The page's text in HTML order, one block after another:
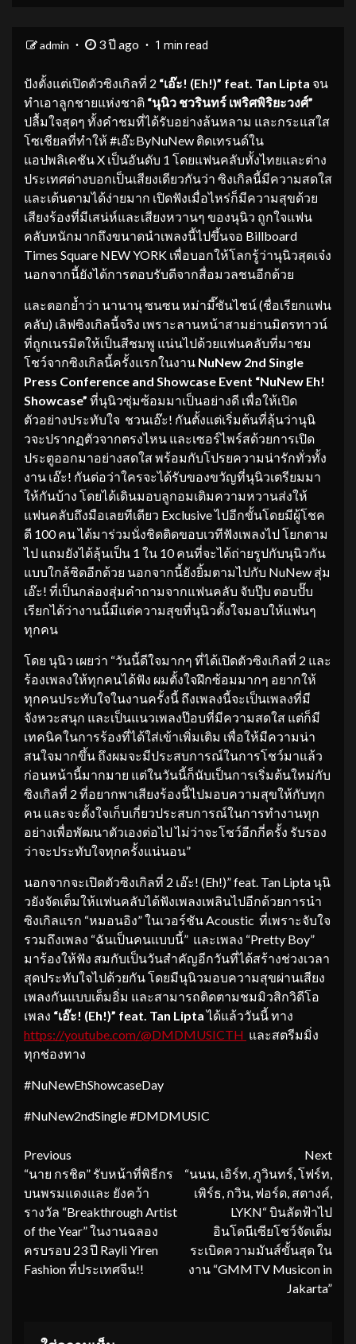
admin 3 ปี ago 1 min read
ปังตั้งแต่เปิดตัวซิงเกิลที่ 2 “เอ๊ะ! (Eh!)” feat. Tan Lipta จน
ทำเอาลูกชายแห่งชาติ “นุนิว ชวรินทร์ เพริศพิริยะวงศ์”
ปลื้มใจสุดๆ ทั้งคำชมที่ได้รับอย่างล้นหลาม และกระแสใส
โซเชียลที่ทำให้ #เอ๊ะByNuNew ติดเทรนด์ใน
แอปพลิเคชัน X เป็นอันดับ 1 โดยแฟนคลับทั้งไทยและต่าง
ประเทศต่างบอกเป็นเสียงเดียวกันว่า ซิงเกิลนี้มีความสดใส
และเต้นตามได้ง่ายมาก เปิดฟังเมื่อไหร่ก็มีความสุขด้วย
เสียงร้องที่มีเสน่ห์และเสียงหวานๆ ของนุนิว ถูกใจแฟน
คลับหนักมากถึงขนาดนำเพลงนี้ไปขึ้นจอ Billboard
Times Square NEW YORK เพื่อบอกให้โลกรู้ว่านุนิวสุดเจ๋ง
นอกจากนี้ยังได้การตอบรับดีจากสื่อมวลชนอีกด้วย
และตอกย้ำว่า นานานุ ซนซน หม่ามี๊ซันไชน์ (ชื่อเรียกแฟน
คลับ) เลิฟซิงเกิลนี้จริง เพราะลานหน้าสามย่านมิตรทาวน์
ที่ถูกเนรมิตให้เป็นสีชมพู แน่นไปด้วยแฟนคลับที่มาชม
โชว์จากซิงเกิลนี้ครั้งแรกในงาน NuNew 2nd Single
Press Conference and Showcase Event “NuNew Eh!
Showcase” ที่นุนิวซุ่มซ้อมมาเป็นอย่างดี เพื่อให้เปิด
ตัวอย่างประทับใจ ชวนเอ๊ะ! กันตั้งแต่เริ่มต้นที่ลุ้นว่านุนิ
วจะปรากฏตัวจากตรงไหน และเซอร์ไพร์สด้วยการเปิด
ประตูออกมาอย่างสดใส พร้อมกับโปรยความน่ารักทั่วทั้ง
งาน เอ๊ะ! กันต่อว่าใครจะได้รับของขวัญที่นุนิวเตรียมมา
ให้กันบ้าง โดยได้เดินมอบลูกอมเติมความหวานส่งให้
แฟนคลับถึงมือเลยทีเดียว Exclusive ไปอีกขั้นโดยมีผู้โชค
ดี 100 คน ได้มาร่วมนั่งชิดติดขอบเวทีฟังเพลงไป โยกตาม
ไป แถมยังได้ลุ้นเป็น 1 ใน 10 คนที่จะได้ถ่ายรูปกับนุนิวกัน
แบบใกล้ชิดอีกด้วย นอกจากนี้ยังยิ้มตามไปกับ NuNew สุ่ม
เอ๊ะ! ที่เป็นกล่องสุ่มคำถามจากแฟนคลับ จับปุ๊บ ตอบปั๊บ
เรียกได้ว่างานนี้มีแต่ความสุขที่นุนิวตั้งใจมอบให้แฟนๆ
ทุกคน
โดย นุนิว เผยว่า “วันนี้ดีใจมากๆ ที่ได้เปิดตัวซิงเกิลที่ 2 และ
ร้องเพลงให้ทุกคนได้ฟัง ผมตั้งใจฝึกซ้อมมากๆ อยากให้
ทุกคนประทับใจในงานครั้งนี้ ถึงเพลงนี้จะเป็นเพลงที่มี
จังหวะสนุก และเป็นแนวเพลงป๊อบที่มีความสดใส แต่ก็มี
เทคนิคในการร้องที่ได้ใส่เข้าเพิ่มเติม เพื่อให้มีความน่า
สนใจมากขึ้น ถึงผมจะมีประสบการณ์ในการโชว์มาแล้ว
ก่อนหน้านี้มากมาย แต่ในวันนี้ก็นับเป็นการเริ่มต้นใหม่กับ
ซิงเกิลที่ 2 ที่อยากพาเสียงร้องนี้ไปมอบความสุขให้กับทุก
คน และจะตั้งใจเก็บเกี่ยวประสบการณ์ในการทำงานทุก
อย่างเพื่อพัฒนาตัวเองต่อไป ไม่ว่าจะโชว์อีกกี่ครั้ง รับรอง
ว่าจะประทับใจทุกครั้งแน่นอน”
นอกจากจะเปิดตัวซิงเกิลที่ 2 เอ๊ะ! (Eh!)” feat. Tan Lipta นุนิ
วยังจัดเต็มให้แฟนคลับได้ฟังเพลงเพลินไปอีกด้วยการนำ
ซิงเกิลแรก “หมอนอิง” ในเวอร์ชัน Acoustic ที่เพราะจับใจ
รวมถึงเพลง “ฉันเป็นคนแบบนี้” และเพลง “Pretty Boy”
มาร้องให้ฟัง สมกับเป็นวันสำคัญอีกวันที่ได้สร้างช่วงเวลา
สุดประทับใจไปด้วยกัน โดยมีนุนิวมอบความสุขผ่านเสียง
เพลงกันแบบเต็มอิ่ม และสามารถติดตามชมมิวสิกวิดีโอ
เพลง “เอ๊ะ! (Eh!)” feat. Tan Liptaได้แล้ววันนี้ ทาง
https://youtube.com/@DMDMUSICTH และสตรีมมิ่ง
ทุกช่องทาง
#NuNewEhShowcaseDay
#NuNew2ndSingle #DMDMUSIC
Continue
Reading
Previous
“นาย กรชิต” รับหน้าที่พิธีกร
บนพรมแดงและ ยังคว้า
รางวัล “Breakthrough Artist
of the Year” ในงานฉลอง
ครบรอบ 23 ปี Rayli Yiren
Fashion ที่ประเทศจีน!!
Next
“นนน, เอิร์ท, ภูวินทร์, โฟร์ท,
เพิร์ธ, กวิน, ฟอร์ด, สตางค์,
LYKN“ บินลัดฟ้าไป
อินโดนีเซียโชว์จัดเต็ม
ระเบิดความมันส์ขั้นสุด ใน
งาน “GMMTV Musicon in
Jakarta”